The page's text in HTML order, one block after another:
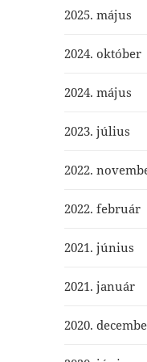
2025. május
2024. október
2024. május
2023. július
2022.
2022. február
2021. június
2021. január
2020.